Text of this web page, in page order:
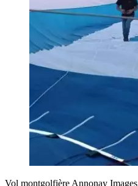
Vol montgolfière Annonay Images